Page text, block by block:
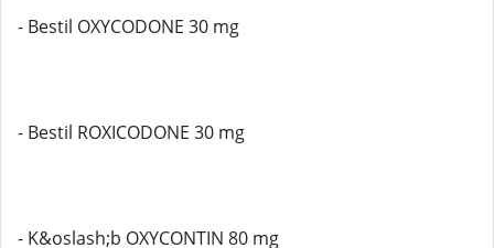
- Bestil OXYCODONE 30 mg
- Bestil ROXICODONE 30 mg
- K&oslash;b OXYCONTIN 80 mg